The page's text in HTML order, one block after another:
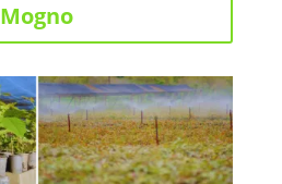
Mogno